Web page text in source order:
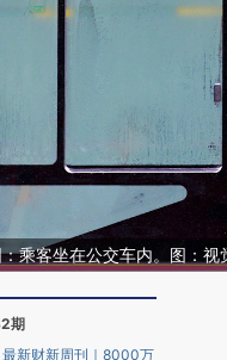
乘客坐在公交车内。图：视
期
最新财新周刊｜8000万
请